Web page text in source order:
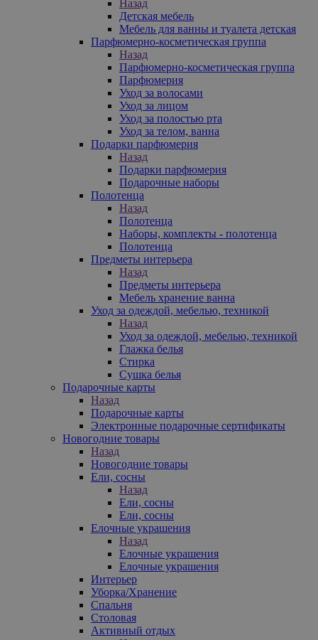
Назад
Детская мебель
Мебель для ванны и туалета детская
Парфюмерно-косметическая группа
Назад
Парфюмерно-косметическая группа
Парфюмерия
Уход за волосами
Уход за лицом
Уход за полостью рта
Уход за телом, ванна
Подарки парфюмерия
Назад
Подарки парфюмерия
Подарочные наборы
Полотенца
Назад
Полотенца
Наборы, комплекты - полотенца
Полотенца
Предметы интерьера
Назад
Предметы интерьера
Мебель хранение ванна
Уход за одеждой, мебелью, техникой
Назад
Уход за одеждой, мебелью, техникой
Глажка белья
Стирка
Сушка белья
Подарочные карты
Назад
Подарочные карты
Электронные подарочные сертификаты
Новогодние товары
Назад
Новогодние товары
Ели, сосны
Назад
Ели, сосны
Ели, сосны
Елочные украшения
Назад
Елочные украшения
Елочные украшения
Интерьер
Уборка/Хранение
Спальня
Столовая
Активный отдых